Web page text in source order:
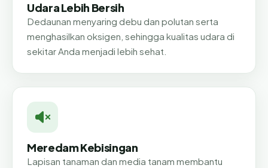
Udara Lebih Bersih
Dedaunan menyaring debu dan polutan serta
menghasilkan oksigen, sehingga kualitas udara di
sekitar Anda menjadi lebih sehat.
Meredam Kebisingan
Lapisan tanaman dan media tanam membantu